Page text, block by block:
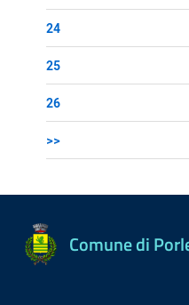
24
25
26
>>
Comune di